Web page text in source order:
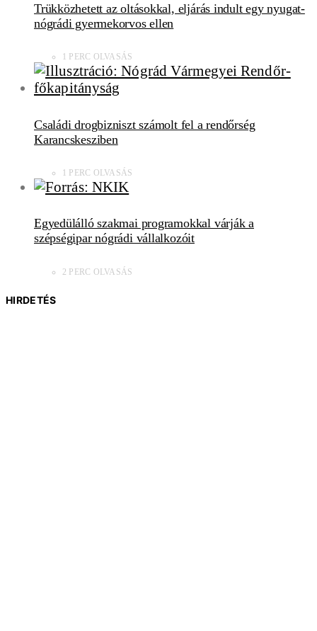
Trükközhetett az oltásokkal, eljárás indult egy nyugat-
nógrádi gyermekorvos ellen
1 PERC OLVASÁS
Családi drogbizniszt számolt fel a rendőrség
Karancskesziben
1 PERC OLVASÁS
Egyedülálló szakmai programokkal várják a
szépségipar nógrádi vállalkozóit
2 PERC OLVASÁS
HIRDETÉS